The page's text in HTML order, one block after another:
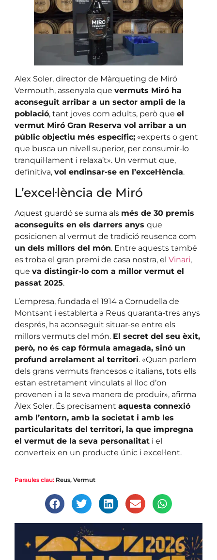
Alex Soler, director de Màrqueting de Miró
Vermouth, assenyala que vermuts Miró ha
aconseguit arribar a un sector ampli de la
població, tant joves com adults, però que el
vermut Miró Gran Reserva vol arribar a un
públic objectiu més específic; «experts o gent
que busca un nivell superior, per consumir-lo
tranquil·lament i relaxa’t». Un vermut que,
definitiva, vol endinsar-se en l’excel·lència.
L’excel·lència de Miró
Aquest guardó se suma als més de 30 premis
aconseguits en els darrers anys que
posicionen al vermut de tradició reusenca com
un dels millors del món. Entre aquests també
es troba el gran premi de casa nostra, el Vinari,
que va distingir-lo com a millor vermut el
passat 2025.
L’empresa, fundada el 1914 a Cornudella de
Montsant i establerta a Reus quaranta-tres anys
després, ha aconseguit situar-se entre els
millors vermuts del món. El secret del seu èxit,
però, no és cap fórmula amagada, sinó un
profund arrelament al territori. «Quan parlem
dels grans vermuts francesos o italians, tots ells
estan estretament vinculats al lloc d’on
provenen i a la seva manera de produir», afirma
Àlex Soler. És precisament aquesta connexió
amb l’entorn, amb la societat i amb les
particularitats del territori, la que impregna
el vermut de la seva personalitat i el
converteix en un producte únic i excel·lent.
Paraules clau: Reus, Vermut